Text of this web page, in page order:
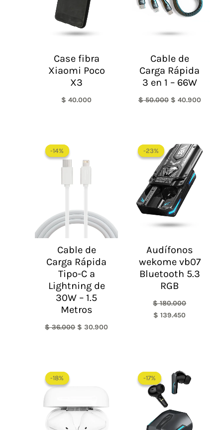
Case fibra
Xiaomi Poco
X3
$ 40.000
Cable de
Carga Rápida
3 en 1 – 66W
$50.000 $ 40.900
-14%
-14%
Cable de
Carga Rápida
Tipo-C a
Lightning de
30W – 1.5
Metros
$36.000
era:
$ 30.900
-23%
-23%
Audífonos
wekome vb07
Bluetooth 5.3
RGB
$180.000
precio
original
era:
$ 180.000.
$ 139.450
precio
actual
es:
$ 139.450.
-18%
-18% -17%
-17%precio
original
era:
$ 179.900.
precio
actual